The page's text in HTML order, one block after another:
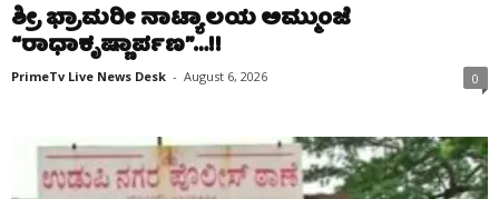
ಶ್ರೀ ಭ್ರಾಮರೀ ನಾಟ್ಯಾಲಯ ಅಮ್ಮುಂಜೆ
“ರಾಧಾಕೃಷ್ಣಾರ್ಪಣ”…!!
PrimeTv Live News Desk - August 6, 2026 0